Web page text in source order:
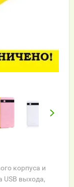
корпуса и
USB выхода,